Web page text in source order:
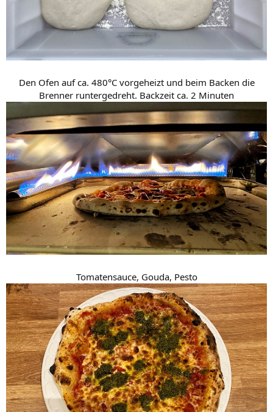
Den Ofen auf ca. 480°C vorgeheizt und beim Backen die
Brenner runtergedreht. Backzeit ca. 2 Minuten
Tomatensauce, Gouda, Pesto